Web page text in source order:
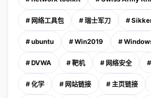
# 网络工具包 # 瑞士军刀 #
# ubuntu # Win2019 #
# DVWA # 靶机 # 网络安全
# 化学 # 网站链接 # 主页链接